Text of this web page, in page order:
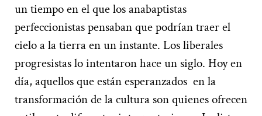
un tiempo en el que los anabaptistas
perfeccionistas pensaban que podrían traer el
cielo a la tierra en un instante. Los liberales
progresistas lo intentaron hace un siglo. Hoy en
día, aquellos que están esperanzados en la
transformación de la cultura son quienes ofrecen